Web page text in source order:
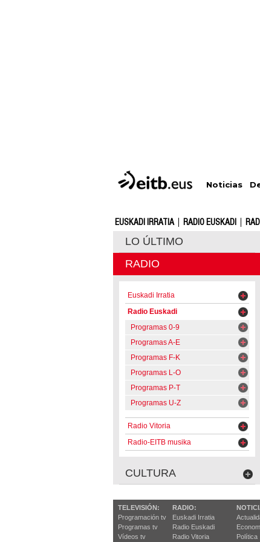
Noticias
EUSKADI IRRATIA RADIO EUSKADI
LO ÚLTIMO
RADIO
Euskadi Irratia
Radio Euskadi
Programas 0-9
Programas A-E
Programas F-K
Programas L-O
Programas P-T
Programas U-Z
Radio Vitoria
Radio-EITB musika
CULTURA
TELEVISIÓN:
Programación tv
Programas tv
Vídeos tv
RADIO:
Euskadi Irratia
Radio Euskadi
Radio Vitoria
Política